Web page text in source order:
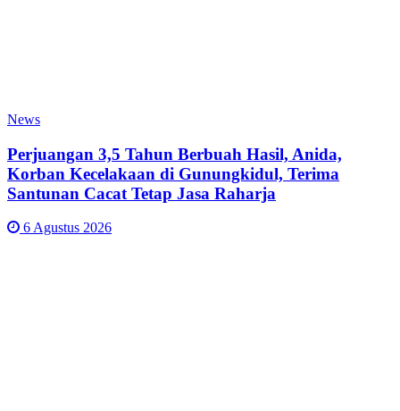
News
Perjuangan 3,5 Tahun Berbuah Hasil, Anida,
Korban Kecelakaan di Gunungkidul, Terima
Santunan Cacat Tetap Jasa Raharja
6 Agustus 2026